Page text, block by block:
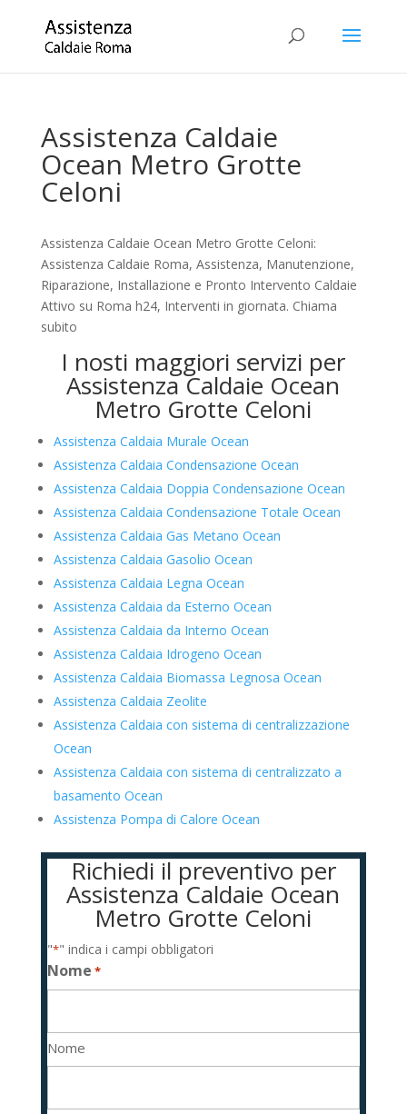
Assistenza Caldaie
Ocean Metro Grotte
Celoni
Assistenza Caldaie Ocean Metro Grotte Celoni:
Assistenza Caldaie Roma, Assistenza, Manutenzione,
Riparazione, Installazione e Pronto Intervento Caldaie
Attivo su Roma h24, Interventi in giornata. Chiama
subito
I nosti maggiori servizi per
Assistenza Caldaie Ocean
Metro Grotte Celoni
Assistenza Caldaia Murale Ocean
Assistenza Caldaia Condensazione Ocean
Assistenza Caldaia Doppia Condensazione Ocean
Assistenza Caldaia Condensazione Totale Ocean
Assistenza Caldaia Gas Metano Ocean
Assistenza Caldaia Gasolio Ocean
Assistenza Caldaia Legna Ocean
Assistenza Caldaia da Esterno Ocean
Assistenza Caldaia da Interno Ocean
Assistenza Caldaia Idrogeno Ocean
Assistenza Caldaia Biomassa Legnosa Ocean
Assistenza Caldaia Zeolite
Assistenza Caldaia con sistema di centralizzazione
Ocean
Assistenza Caldaia con sistema di centralizzato a
basamento Ocean
Assistenza Pompa di Calore Ocean
Richiedi il preventivo per
Assistenza Caldaie Ocean
Metro Grotte Celoni
"*" indica i campi obbligatori
Nome *
Nome